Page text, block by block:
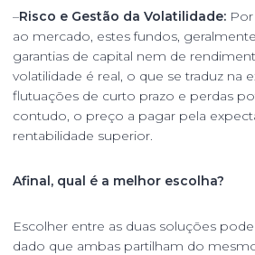
–Risco e Gestão da Volatilidade:
ao mercado, estes fundos,
garantias de capital nem de
volatilidade é real, o que se traduz na
flutuações de curto prazo e perdas
contudo, o preço a pagar pela
rentabilidade superior.
Afinal, qual é a melhor escolha?
Escolher entre as duas soluções
dado que ambas partilham do